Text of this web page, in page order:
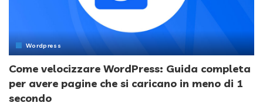
Wordpress
Come velocizzare WordPress: Guida completa
per avere pagine che si caricano in meno di 1
secondo